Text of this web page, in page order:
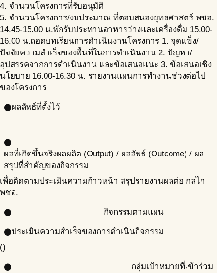
4. จำนวนโครงการที่รับอนุมัติ
5. จำนวนโครงการ/งบประมาณ ที่ตอบสนองยุทธศาสตร์ พชอ.
14.45-15.00 น.พักรับประทานอาหารว่างและเครื่องดื่ม 15.00-
16.00 น.ถอดบทเรียนการดำเนินงานโครงการ 1. จุดแข็ง/
ปัจจัยความสำเร็จของพื้นที่ในการดำเนินงาน 2. ปัญหา/
อุปสรรคจากการดำเนินงาน และข้อเสนอแนะ 3. ข้อเสนอเชิง
นโยบาย 16.00-16.30 น. รายงานแผนการทำงานช่วงต่อไป
ของโครงการ
circleผลลัพธ์ที่ตั้งไว้
circle
ผลที่เกิดขึ้นจริงผลผลิต (Output) / ผลลัพธ์ (Outcome) / ผล
สรุปที่สำคัญของกิจกรรม
เพื่อติดตามประเมินความก้าวหน้า สรุปรายงานผลต่อ กลไก
พชอ.
circle กิจกรรมตามแผน
circleประเมินความสำเร็จของการดำเนินกิจกรรม
()
circle
กลุ่มเป้าหมายที่เข้าร่วม